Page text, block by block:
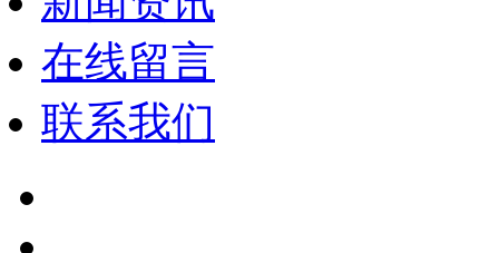
在线留言
联系我们